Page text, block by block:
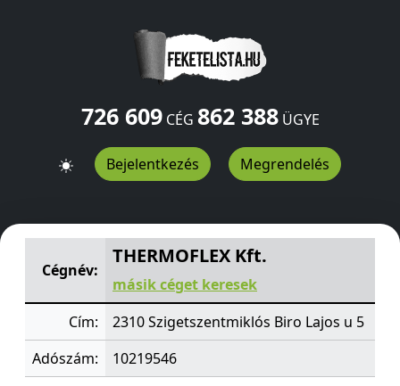
726 609CÉG 862 388ÜGYE
Bejelentkezés Megrendelés
THERMOFLEX Kft. Biro Lajos u 5 Szigetszentmiklós
Cégnév:
THERMOFLEX Kft.
másik céget keresek
Cím:
2310 Szigetszentmiklós Biro Lajos u 5
Adószám:
10219546